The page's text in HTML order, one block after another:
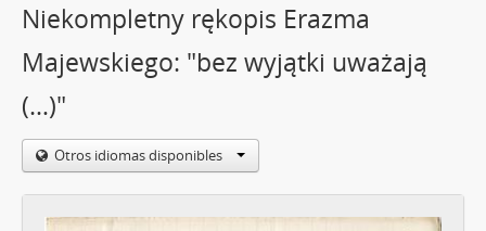
Niekompletny rękopis Erazma
Majewskiego: "bez wyjątki uważają
(…)"
Otros idiomas disponibles